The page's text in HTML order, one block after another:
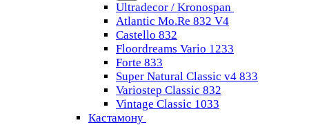
Ultradecor / Kronospan
Atlantic Mo.Re 832 V4
Castello 832
Floordreams Vario 1233
Forte 833
Super Natural Classic v4 833
Variostep Classic 832
Vintage Classic 1033
Кастамону